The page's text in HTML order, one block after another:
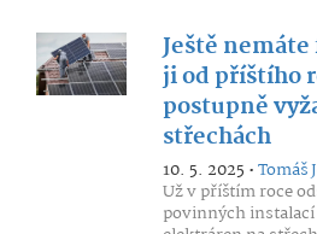
Ještě
ji od příštího
postupně
střechách
10. 5. 2025 •Tomáš
Už v příštím roce
povinných